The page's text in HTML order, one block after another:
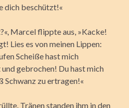
dich beschützt!«
Marcel flippte aus, »Kacke!
Lies es von meinen Lippen:
Scheiße hast mich
gebrochen! Du hast mich
Schwanz zu ertragen!«
Tränen standen ihm in den